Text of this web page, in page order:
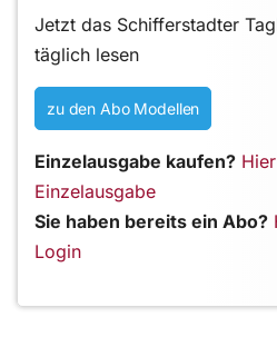
Jetzt das Schifferstadter
täglich lesen
zu den Abo Modellen
Einzelausgabe kaufen?
Einzelausgabe
Sie haben bereits ein Abo?
Login